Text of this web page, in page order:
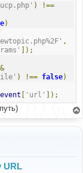
)
!==
)
,
]);
) !== false)
[ 'url' ]);
URL